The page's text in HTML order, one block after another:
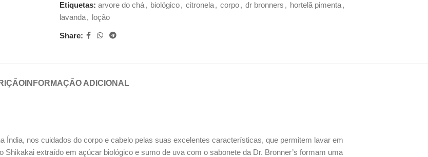
Etiquetas: arvore do chá, biológico, citronela, corpo, dr bronners , hortelã pimenta,
lavanda, loção
Share:
INFORMAÇÃO ADICIONAL
Índia, nos cuidados do corpo e cabelo pelas suas excelentes características, que permitem lavar em
extraído em açúcar biológico e sumo de uva com o sabonete da Dr. Bronner’s formam uma